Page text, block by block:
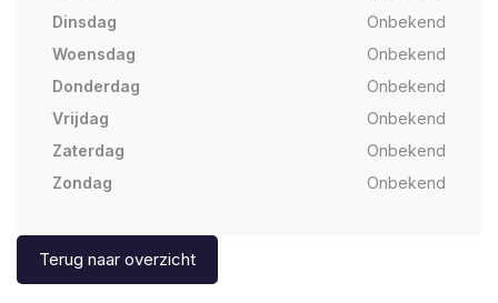
Dinsdag
Onbekend
Woensdag
Onbekend
Donderdag
Onbekend
Vrijdag
Onbekend
Zaterdag
Onbekend
Zondag
Onbekend
Terug naar overzicht